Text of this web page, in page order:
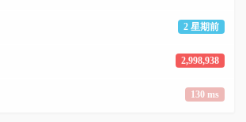
2 星期前
2,998,938
130 ms